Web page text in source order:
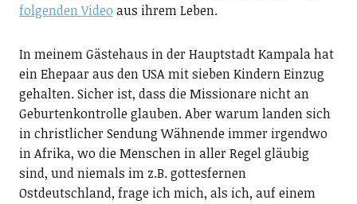
folgenden Video aus ihrem Leben.
In meinem Gästehaus in der Hauptstadt Kampala hat
ein Ehepaar aus den USA mit sieben Kindern Einzug
gehalten. Sicher ist, dass die Missionare nicht an
Geburtenkontrolle glauben. Aber warum landen sich
in christlicher Sendung Wähnende immer irgendwo
in Afrika, wo die Menschen in aller Regel gläubig
sind, und niemals im z.B. gottesfernen
Ostdeutschland, frage ich mich, als ich, auf einem